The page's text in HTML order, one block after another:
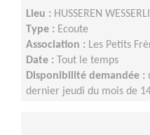
Lieu : HUSSEREN
Type : Ecoute
Association : Les Petits
Date : Tout le temps
Disponibilité demandée :
dernier jeudi du mois de